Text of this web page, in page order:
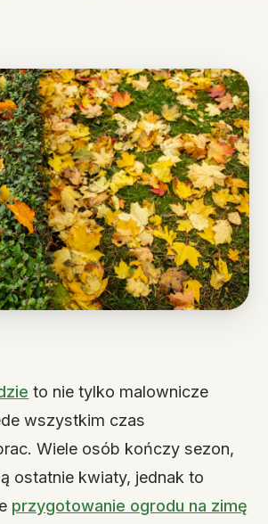
to nie tylko malownicze
wszystkim czas
Wiele osób kończy sezon,
ostatnie kwiaty, jednak to
przygotowanie ogrodu na zimę